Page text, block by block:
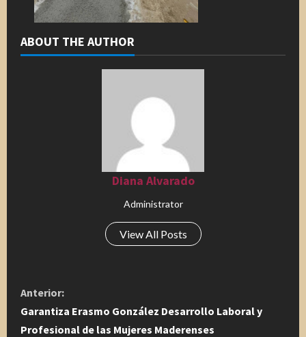
ABOUT THE AUTHOR
Diana Alvarado
Administrator
View All Posts
S
i
Anterior:
Garantiza Erasmo González Desarrollo Laboral y
Profesional de las Mujeres Maderenses